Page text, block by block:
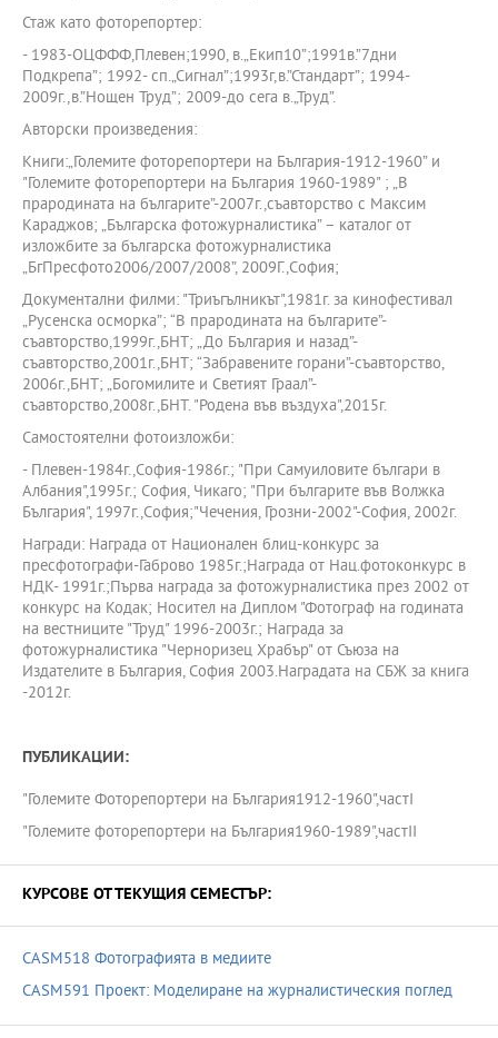
Стаж като фоторепортер:
- 1983-ОЦФФФ,Плевен;1990, в.„Екип10”;1991в.”7дни
Подкрепа”; 1992- сп.„Сигнал”;1993г,в.”Стандарт”; 1994-
2009г.,в.”Нощен Труд”; 2009-до сега в.„Труд”.
Авторски произведения:
Книги:„Големите фоторепортери на България-1912-1960” и
"Големите фоторепортери на България 1960-1989" ; „В
прародината на българите”-2007г.,съавторство с Максим
Караджов; „Българска фотожурналистика” – каталог от
изложбите за българска фотожурналистика
„БгПресфото2006/2007/2008”, 2009Г.,София;
Документални филми: "Триъгълникът",1981г. за кинофестивал
„Русенска осморка”; “В прародината на българите”-
съавторство,1999г.,БНТ; „До България и назад”-
съавторство,2001г.,БНТ; “Забравените горани”-съавторство,
2006г.,БНТ; „Богомилите и Светият Граал”-
съавторство,2008г.,БНТ. "Родена във въздуха",2015г.
Самостоятелни фотоизложби:
- Плевен-1984г.,София-1986г.; "При Самуиловите българи в
Албания",1995г.; София, Чикаго; "При българите във Волжка
България", 1997г.,София;"Чечения, Грозни-2002"-София, 2002г.
Награди: Награда от Национален блиц-конкурс за
пресфотографи-Габрово 1985г.;Награда от Нац.фотоконкурс в
НДК- 1991г.;Първа награда за фотожурналистика през 2002 от
конкурс на Кодак; Носител на Диплом "Фотограф на годината
на вестниците "Труд" 1996-2003г.; Награда за
фотожурналистика "Черноризец Храбър" от Съюза на
Издателите в България, София 2003.Наградата на СБЖ за книга
-2012г.
ПУБЛИКАЦИИ:
"Големите Фоторепортери на България1912-1960",частI
"Големите фоторепортери на България1960-1989",частII
КУРСОВЕ ОТ ТЕКУЩИЯ СЕМЕСТЪР:
CASM518 Фотографията в медиите
CASM591 Проект: Моделиране на журналистическия поглед